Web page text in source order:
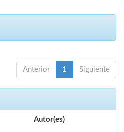
Anterior 1 Siguiente
Autor(es)